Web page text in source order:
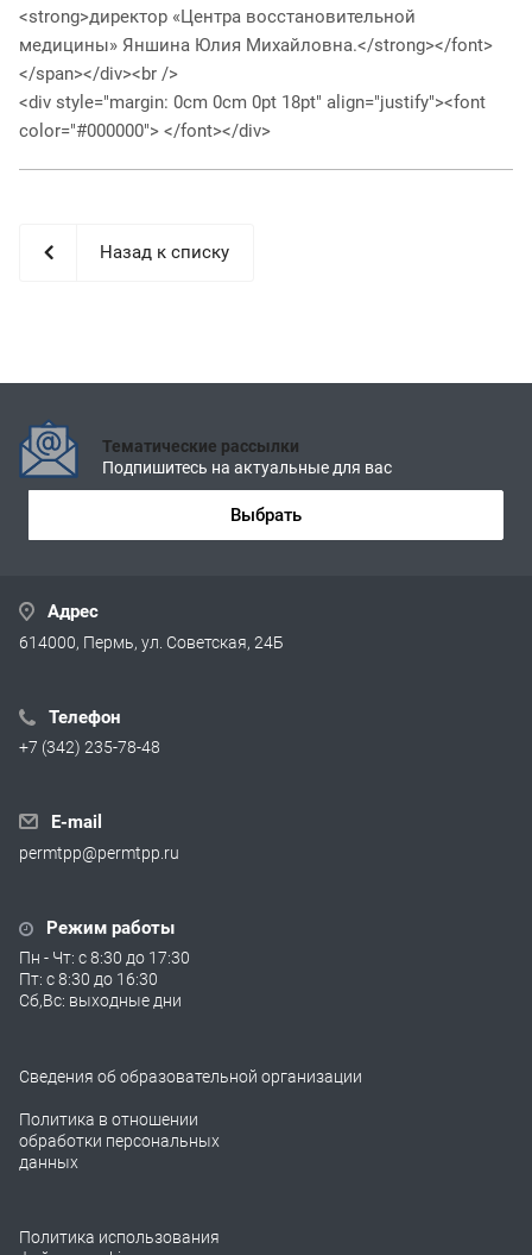
<strong>директор «Центра восстановительной
медицины» Яншина Юлия Михайловна.</strong></font>
</span></div><br />
<div style="margin: 0cm 0cm 0pt 18pt" align="justify"><font
color="#000000"> </font></div>
Назад к списку
Тематические рассылки
Подпишитесь на актуальные для вас
Выбрать
Адрес
614000, Пермь, ул. Советская, 24Б
Телефон
+7 (342) 235-78-48
E-mail
permtpp@permtpp.ru
Режим работы
Пн - Чт: с 8:30 до 17:30
Пт: с 8:30 до 16:30
Сб,Вс: выходные дни
Сведения об образовательной организации
Политика в отношении
обработки персональных
данных
Политика использования